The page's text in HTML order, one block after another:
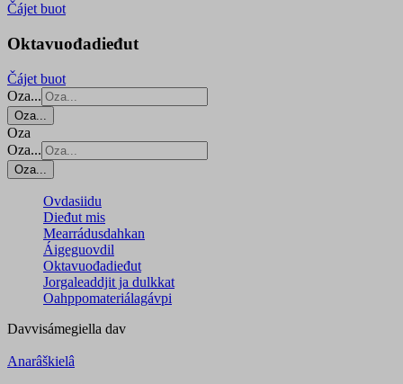
Čájet buot
Oktavuođadieđut
Čájet buot
Oza...
Oza...
Oza
Oza...
Oza...
Ovdasiidu
Dieđut mis
Mearrádusdahkan
Áigeguovdil
Oktavuođadieđut
Jorgaleaddjit ja dulkkat
Oahppomateriálagávpi
Davvisámegiella dav
Anarâškielâ